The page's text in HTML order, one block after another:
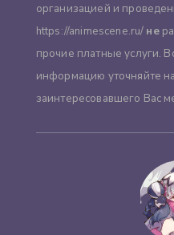
организацией и
https://animescene.ru/ не
прочие платные услуги.
информацию уточняйте
заинтересовавшего Вас